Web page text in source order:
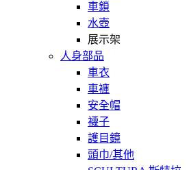
車鎖
水壺
展示架
人身部品
車衣
車褲
安全帽
襪子
護目鏡
頭巾/其他